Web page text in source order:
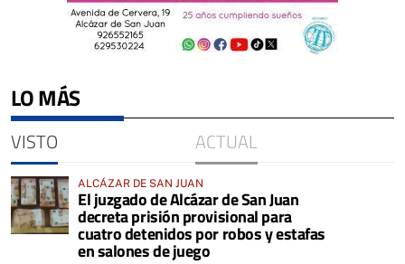
LO MÁS
VISTO ACTUAL
ALCÁZAR DE SAN JUAN
El juzgado de Alcázar de San Juan
decreta prisión provisional para
cuatro detenidos por robos y estafas
en salones de juego